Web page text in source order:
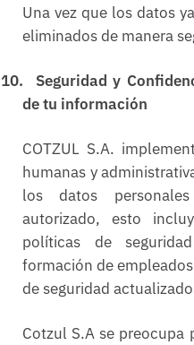
Una vez que los datos
eliminados de manera
10.
Seguridad y
de tu información
COTZUL S.A.
humanas y
los datos
autorizado, esto
políticas de
formación de
de seguridad
Cotzul S.A se preocupa